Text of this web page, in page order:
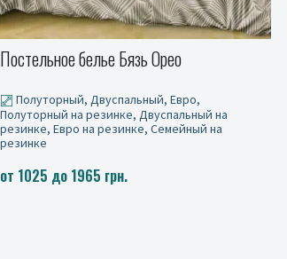
Лилея, бязь наволочки 50x70
Двуспальный
1200 грн